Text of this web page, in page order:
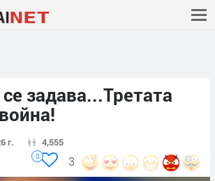
задава...Третата
г. 4,555
3
0